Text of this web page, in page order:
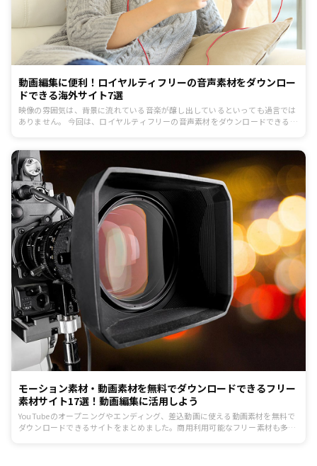
動画編集に便利！ロイヤルティフリーの音声素材をダウンロー
ドできる海外サイト7選
映像の雰囲気は、背景に流れている音楽が醸し出しているといっても過言では
ありません。 今回は、ロイヤルティフリーの音声素材をダウンロードできる海
ルティフリー素材を利用してみてください。
モーション素材・動画素材を無料でダウンロードできるフリー
素材サイト17選！動画編集に活用しよう
YouTubeのオープニングやエンディング、差込動画に使える動画素材を無料で
ダウンロードできるサイトをまとめました。商用利用可能なフリー素材も多数